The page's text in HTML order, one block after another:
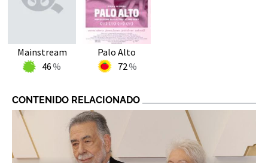
Mainstream
46
Palo Alto
72
CONTENIDO RELACIONADO